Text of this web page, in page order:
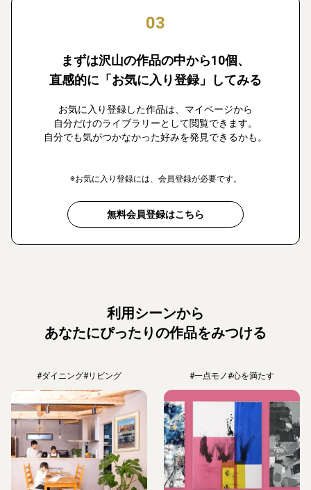
03
まずは沢山の作品の中から10個、
直感的に「お気に入り登録」してみる
お気に入り登録した作品は、マイページから
自分だけのライブラリーとして閲覧できます。
自分でも気がつかなかった好みを発見できるかも。
※お気に入り登録には、会員登録が必要です。
無料会員登録はこちら
利用シーンから
あなたにぴったりの作品をみつける
#ダイニング#リビング #一点モノ#心を満たす